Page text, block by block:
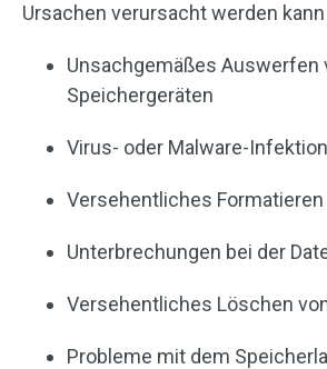
Ursachen verursacht werden kann
Unsachgemäßes Auswerfen
Speichergeräten
Virus- oder Malware-
Versehentliches
Unterbrechungen bei der
Versehentliches Löschen
Probleme mit dem